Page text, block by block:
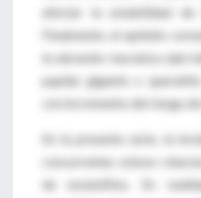
afectar la estabilidad de
Finalmente, el epitelio
la abrasión mecánica
papilar gigante o
con incremento del riesgo
En la presente serie, la
concurrentes estuvo
de eosinófilos. En